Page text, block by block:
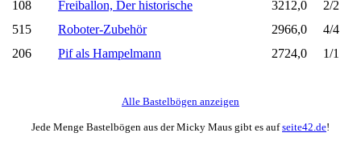
108
Freiballon, Der historische 3212,0
2/2
515
Roboter-Zubehör 2966,0
4/4
206
Pif als Hampelmann 2724,0 1/1
Alle Bastelbögen anzeigen
Jede Menge Bastelbögen aus der Micky Maus gibt es aufseite42.de!